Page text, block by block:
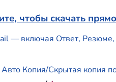
чтобы скачать
— включая Ответ,
Авто Копия/Скрытая копия